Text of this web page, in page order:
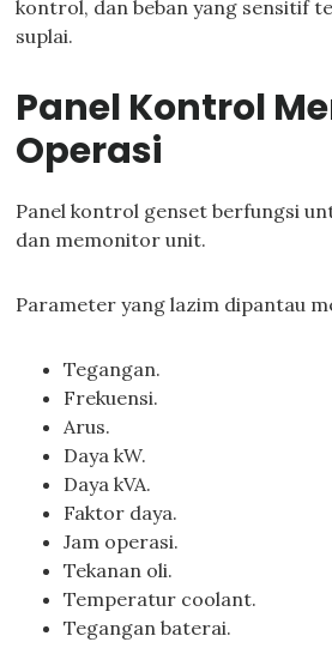
kontrol, dan beban yang sensitif
suplai.
Panel Kontrol
Operasi
Panel kontrol genset berfungsi
dan memonitor unit.
Parameter yang lazim dipantau
Tegangan.
Frekuensi.
Arus.
Daya kW.
Daya kVA.
Faktor daya.
Jam operasi.
Tekanan oli.
Temperatur coolant.
Tegangan baterai.